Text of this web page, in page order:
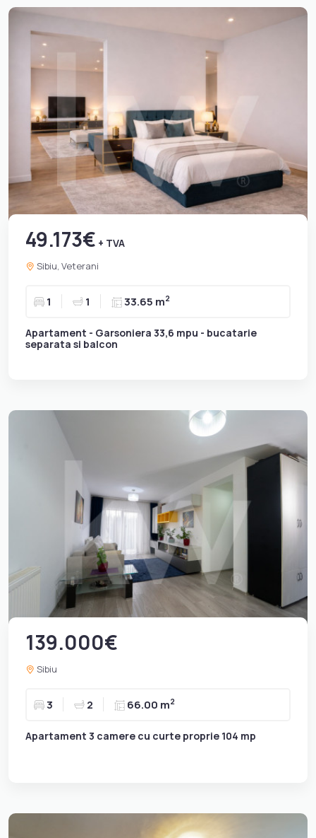
49.173€ + TVA
Sibiu, Veterani
1 1 33.65 m2
Apartament - Garsoniera 33,6 mpu - bucatarie
separata si balcon
139.000€
Sibiu
3 2 66.00 m2
Apartament 3 camere cu curte proprie 104 mp